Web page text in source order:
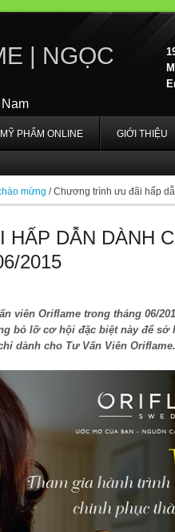
| NGỌC
PHẨM ONLINE GIỚI THIỆU
mừng /Chương trình ưu đãi hấp
DẪN DÀNH
2015
viên Oriflame trong tháng 06/
bỏ lỡ cơ hội đặc biệt này để sở
dành cho Tư Vấn Viên Oriflame.